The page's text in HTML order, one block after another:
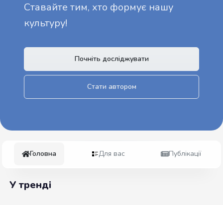
Ставайте тим, хто формує нашу
культуру!
Почніть досліджувати
Стати автором
Головна Для вас Публікації
У тренді